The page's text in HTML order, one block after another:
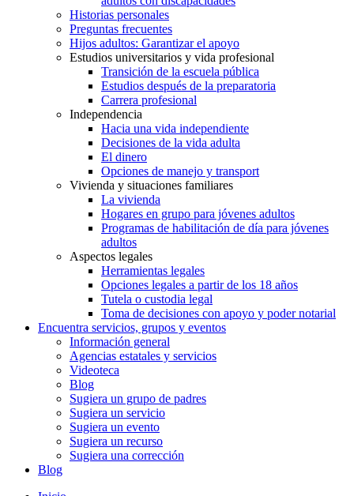
Historias personales
Preguntas frecuentes
Hijos adultos: Garantizar el apoyo
Estudios universitarios y vida profesional
Transición de la escuela pública
Estudios después de la preparatoria
Carrera profesional
Independencia
Hacia una vida independiente
Decisiones de la vida adulta
El dinero
Opciones de manejo y transport
Vivienda y situaciones familiares
La vivienda
Hogares en grupo para jóvenes adultos
Programas de habilitación de día para jóvenes
adultos
Aspectos legales
Herramientas legales
Opciones legales a partir de los 18 años
Tutela o custodia legal
Toma de decisiones con apoyo y poder notarial
Encuentra servicios, grupos y eventos
Información general
Agencias estatales y servicios
Videoteca
Blog
Sugiera un grupo de padres
Sugiera un servicio
Sugiera un evento
Sugiera un recurso
Sugiera una corrección
Blog